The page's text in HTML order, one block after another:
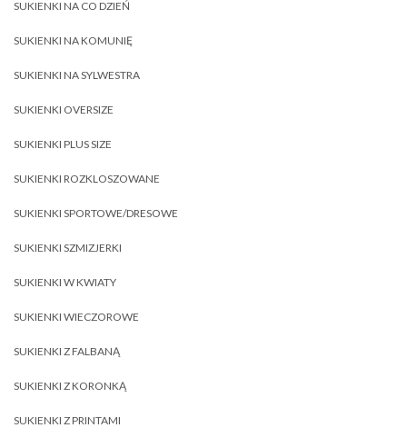
SUKIENKI NA CO DZIEŃ
SUKIENKI NA KOMUNIĘ
SUKIENKI NA SYLWESTRA
SUKIENKI OVERSIZE
SUKIENKI PLUS SIZE
SUKIENKI ROZKLOSZOWANE
SUKIENKI SPORTOWE/DRESOWE
SUKIENKI SZMIZJERKI
SUKIENKI W KWIATY
SUKIENKI WIECZOROWE
SUKIENKI Z FALBANĄ
SUKIENKI Z KORONKĄ
SUKIENKI Z PRINTAMI